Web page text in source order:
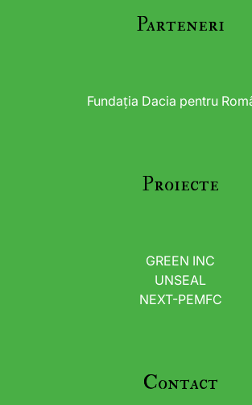
Parteneri
Fundația Dacia pentru
Proiecte
GREEN INC
UNSEAL
NEXT-PEMFC
Contact